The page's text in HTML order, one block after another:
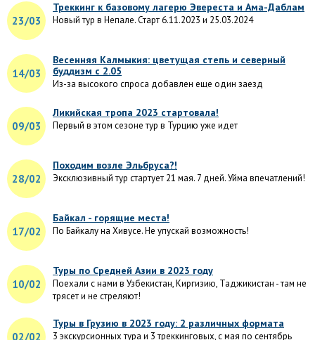
23/03
Треккинг к базовому лагерю Эвереста и Ама-Даблам
Новый тур в Непале. Старт 6.11.2023 и 25.03.2024
14/03
Весенняя Калмыкия: цветущая степь и северный
буддизм с 2.05
Из-за высокого спроса добавлен еще один заезд
09/03
Ликийская тропа 2023 стартовала!
Первый в этом сезоне тур в Турцию уже идет
28/02
Походим возле Эльбруса?!
Эксклюзивный тур стартует 21 мая. 7 дней. Уйма впечатлений!
17/02
Байкал - горящие места!
По Байкалу на Хивусе. Не упускай возможность!
10/02
Туры по Средней Азии в 2023 году
Поехали с нами в Узбекистан, Киргизию, Таджикистан - там не
трясет и не стреляют!
02/02
Туры в Грузию в 2023 году: 2 различных формата
3 экскурсионных тура и 3 треккинговых, с мая по сентябрь